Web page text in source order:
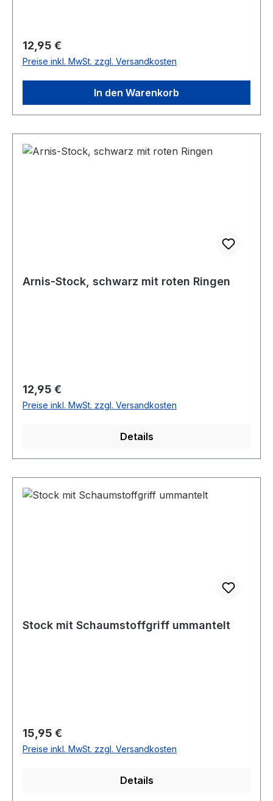
Regulärer Preis:
12,95 €
Preise inkl. MwSt. zzgl. Versandkosten
In den Warenkorb
Arnis-Stock, schwarz mit roten Ringen
Regulärer Preis:
12,95 €
Preise inkl. MwSt. zzgl. Versandkosten
Details
Stock mit Schaumstoffgriff ummantelt
Regulärer Preis:
15,95 €
Preise inkl. MwSt. zzgl. Versandkosten
Details